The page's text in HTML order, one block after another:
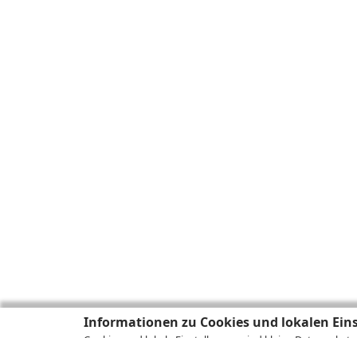
Informationen zu Cookies und lokalen